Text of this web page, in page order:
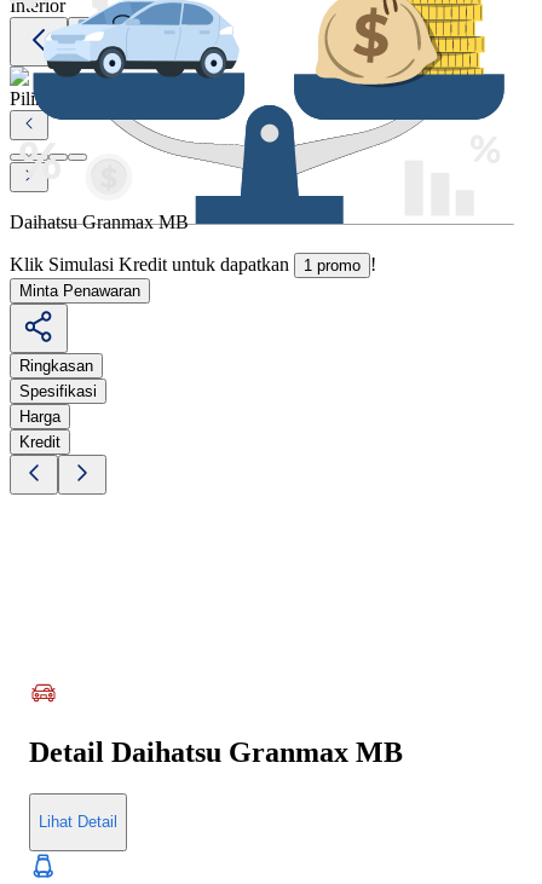
Interior
Pilihan Warna
Daihatsu Granmax MB
Klik Simulasi Kredit untuk dapatkan 1 promo !
Minta Penawaran
Ringkasan
Spesifikasi
Harga
Kredit
Detail Daihatsu Granmax MB
Lihat Detail